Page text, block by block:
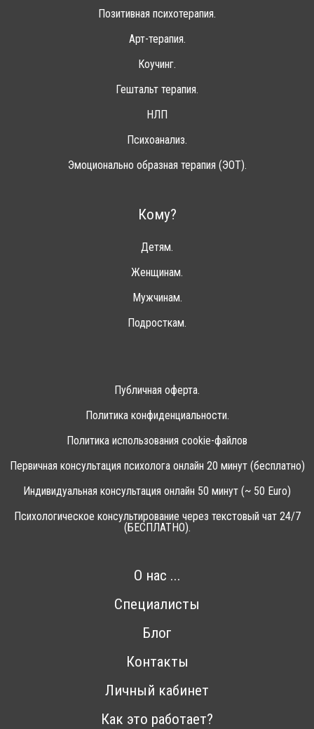
Позитивная психотерапия.
Арт-терапия.
Коучинг.
Гештальт терапия.
НЛП
Психоанализ.
Эмоционально образная терапия (ЭОТ).
Кому?
Детям.
Женщинам.
Мужчинам.
Подросткам.
Публичная оферта.
Политика конфиденциальности.
Политика использования cookie-файлов
Первичная консультация психолога онлайн 20 минут (бесплатно)
Индивидуальная консультация онлайн 50 минут (~ 50 Euro)
Психологическое консультирование через текстовый чат 24/7
(БЕСПЛАТНО).
О нас ...
Специалисты
Блог
Контакты
Личный кабинет
Как это работает?